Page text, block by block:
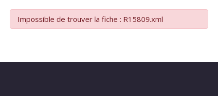
Impossible de trouver la fiche : R15809.xml